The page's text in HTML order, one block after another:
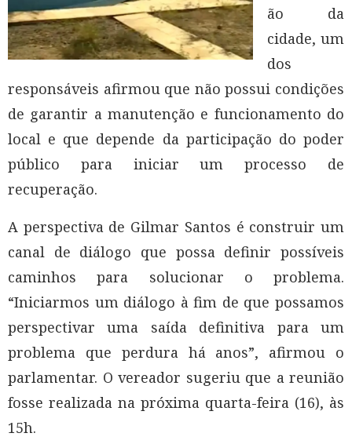
ão da
cidade, um
dos
responsáveis afirmou que não possui condições
de garantir a manutenção e funcionamento do
local e que depende da participação do poder
público para iniciar um processo de
recuperação.
A perspectiva de Gilmar Santos é construir um
canal de diálogo que possa definir possíveis
caminhos para solucionar o problema.
“Iniciarmos um diálogo à fim de que possamos
perspectivar uma saída definitiva para um
problema que perdura há anos”, afirmou o
parlamentar. O vereador sugeriu que a reunião
fosse realizada na próxima quarta-feira (16), às
15h.